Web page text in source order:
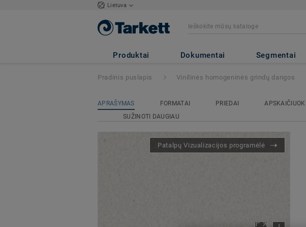
Lietuva
Produktai Dokumentai Segmentai
iQ GRANIT - Granit SOFT
Pradinis puslapis Vinilinės homogeninės grindų dangos
APRAŠYMAS FORMATAI PRIEDAI
SUŽINOTI DAUGIAU
Patalpų Vizualizacijos programėlė